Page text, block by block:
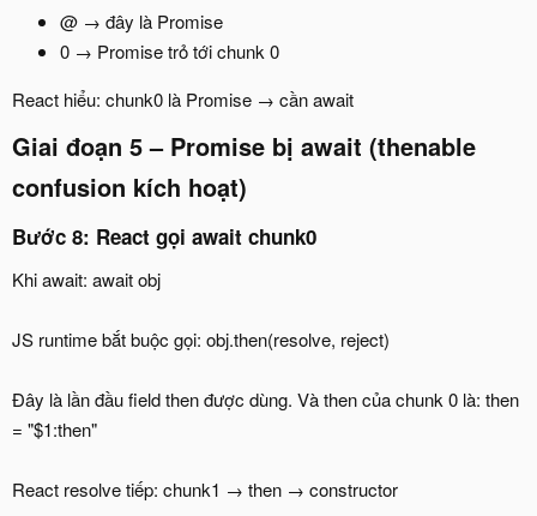
@ → đây là Promise
0 → Promise trỏ tới chunk 0
React hiểu: chunk0 là Promise → cần await
Giai đoạn 5 – Promise bị await (thenable
confusion kích hoạt)
Bước 8: React gọi await chunk0
Khi await: await obj
JS runtime bắt buộc gọi: obj.then(resolve, reject)
Đây là lần đầu field then được dùng. Và then của chunk 0 là: then
= "$1:then"
React resolve tiếp: chunk1 → then → constructor